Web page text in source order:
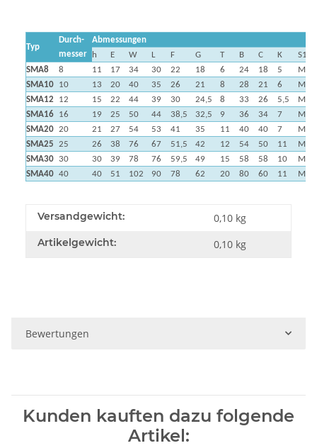
Typ
Durch-
messer
Abmessungen
h
E W L F G T B C K
S1
SMA8
8 11 17 34 30 22 18 6 24 18 5
M4
SMA10
10 13 20 40 35 26 21 8 28 21 6
M5
SMA12
12 15 22 44 39 30 24,5 8 33 26 5,5
M5
SMA16
16 19 25 50 44 38,5 32,5 9 36 34 7
M5
SMA20 20 21 27 54 53 41 35 11 40 40 7
M6
SMA25
25 26 38 76 67 51,5 42 12 54 50 11
M8
SMA30
30 30 39 78 76 59,5 49 15 58 58 10
M8
SMA40 40 40 51 102 90 78 62 20 80 60 11 M10
Versandgewicht: 0,10 kg
Artikelgewicht: 0,10 kg
Bewertungen
Kunden kauften dazu folgende
Artikel: